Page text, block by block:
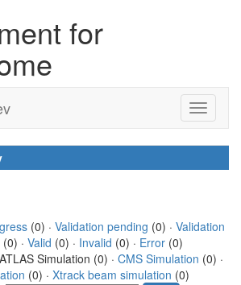
for
(0) · Validation pending (0) · Validation
(0) · Valid (0) · Invalid (0) · Error (0)
Simulation (0) · CMS Simulation (0) ·
(0) · Xtrack beam simulation (0)